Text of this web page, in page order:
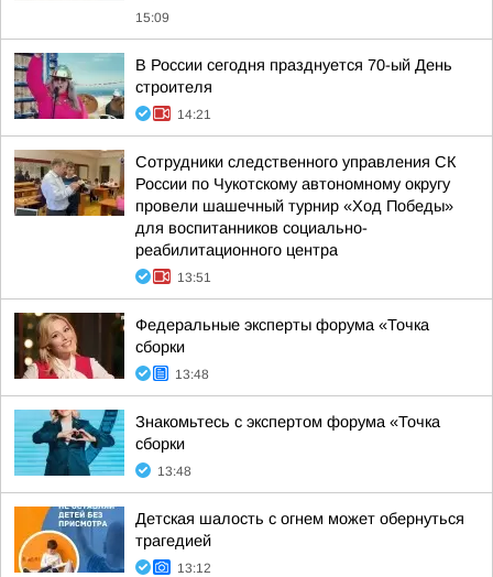
15:09
В России сегодня празднуется 70-ый День
строителя
14:21
Сотрудники следственного управления СК
России по Чукотскому автономному округу
провели шашечный турнир «Ход Победы»
для воспитанников социально-
реабилитационного центра
13:51
Федеральные эксперты форума «Точка
сборки
13:48
Знакомьтесь с экспертом форума «Точка
сборки
13:48
Детская шалость с огнем может обернуться
трагедией
13:12